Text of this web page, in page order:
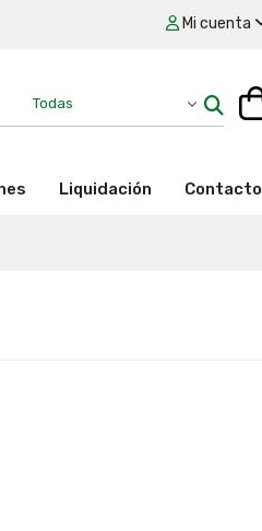
Mi cuenta
Liquidación Contacto